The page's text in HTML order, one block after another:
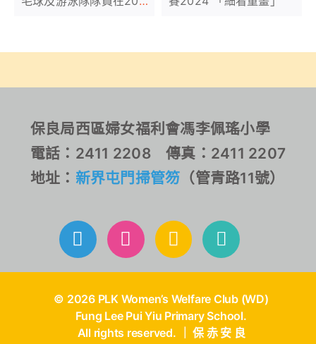
佩瑤健兒！
保良局西區婦女福利會馮李佩瑤小學
電話：2411 2208 傳真：2411 2207
地址： 新界屯門掃管笏 （管青路11號）
© 2026 PLK Women’s Welfare Club (WD)
Fung Lee Pui Yiu Primary School.
All rights reserved. ｜ 保 赤 安 良